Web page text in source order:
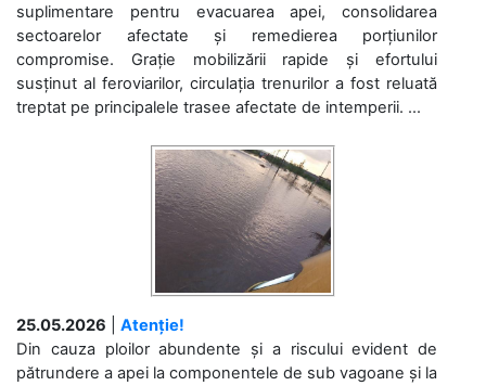
suplimentare pentru evacuarea apei, consolidarea
sectoarelor afectate și remedierea porțiunilor
compromise. Grație mobilizării rapide și efortului
susținut al feroviarilor, circulația trenurilor a fost reluată
treptat pe principalele trasee afectate de intemperii. ...
25.05.2026
Atenție!
Din cauza ploilor abundente și a riscului evident de
pătrundere a apei la componentele de sub vagoane și la